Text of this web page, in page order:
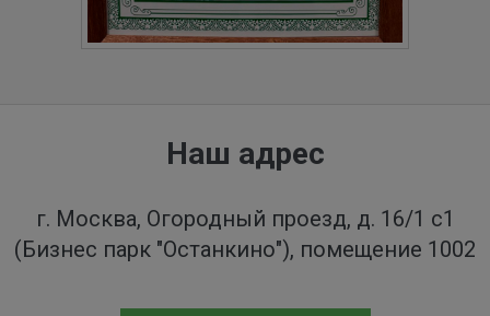
Наш адрес
г. Москва, Огородный проезд, д. 16/1 с1
(Бизнес парк "Останкино"), помещение 1002